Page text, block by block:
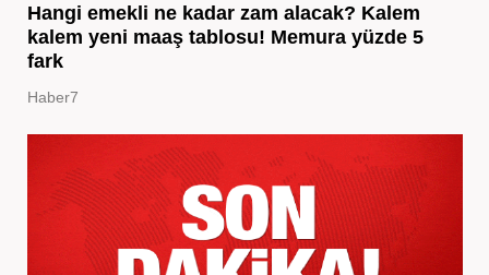
Hangi emekli ne kadar zam alacak? Kalem
kalem yeni maaş tablosu! Memura yüzde 5
fark
Haber7